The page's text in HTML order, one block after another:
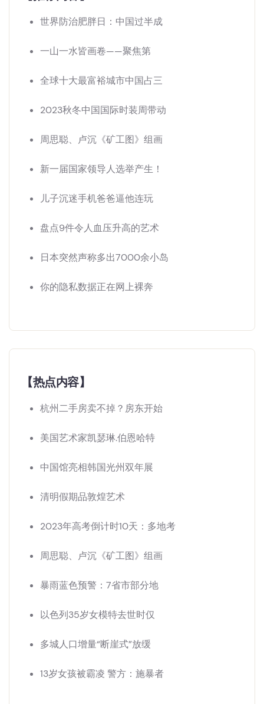
世界防治肥胖日：中国过半成
一山一水皆画卷——聚焦第
全球十大最富裕城市中国占三
2023秋冬中国国际时装周带动
周思聪、卢沉《矿工图》组画
新一届国家领导人选举产生！
儿子沉迷手机爸爸逼他连玩
盘点9件令人血压升高的艺术
日本突然声称多出7000余小岛
你的隐私数据正在网上裸奔
【热点内容】
杭州二手房卖不掉？房东开始
美国艺术家凯瑟琳.伯恩哈特
中国馆亮相韩国光州双年展
清明假期品敦煌艺术
2023年高考倒计时10天：多地考
周思聪、卢沉《矿工图》组画
暴雨蓝色预警：7省市部分地
以色列35岁女模特去世时仅
多城人口增量“断崖式”放缓
13岁女孩被霸凌 警方：施暴者